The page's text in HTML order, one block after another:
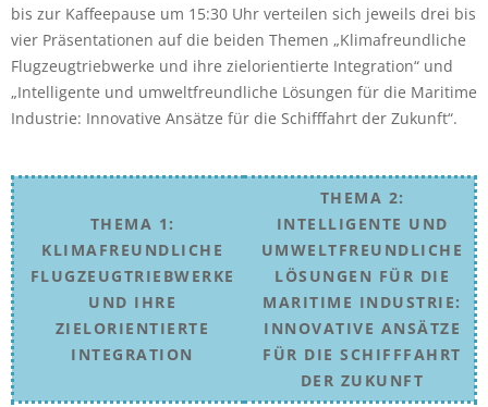
bis zur Kaffeepause um 15:30 Uhr verteilen sich jeweils drei bis
vier Präsentationen auf die beiden Themen „Klimafreundliche
Flugzeugtriebwerke und ihre zielorientierte Integration“ und
„Intelligente und umweltfreundliche Lösungen für die Maritime
Industrie: Innovative Ansätze für die Schifffahrt der Zukunft“.
THEMA 1:
KLIMAFREUNDLICHE
FLUGZEUGTRIEBWERKE
UND IHRE
ZIELORIENTIERTE
INTEGRATION
THEMA 2:
INTELLIGENTE UND
UMWELTFREUNDLICHE
LÖSUNGEN FÜR DIE
MARITIME INDUSTRIE:
INNOVATIVE ANSÄTZE
FÜR DIE SCHIFFFAHRT
DER ZUKUNFT